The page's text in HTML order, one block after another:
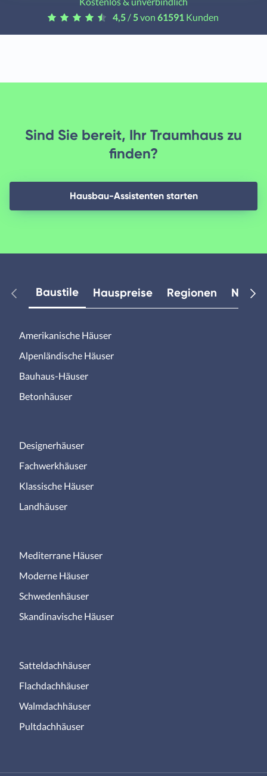
4,5/5von61591 Kunden
Sind Sie bereit, Ihr Traumhaus zu
finden?
Hausbau-Assistenten starten
Baustile Hauspreise Regionen
Amerikanische Häuser
Alpenländische Häuser
Bauhaus-Häuser
Betonhäuser
Designerhäuser
Fachwerkhäuser
Klassische Häuser
Landhäuser
Mediterrane Häuser
Moderne Häuser
Schwedenhäuser
Skandinavische Häuser
Satteldachhäuser
Flachdachhäuser
Walmdachhäuser
Pultdachhäuser